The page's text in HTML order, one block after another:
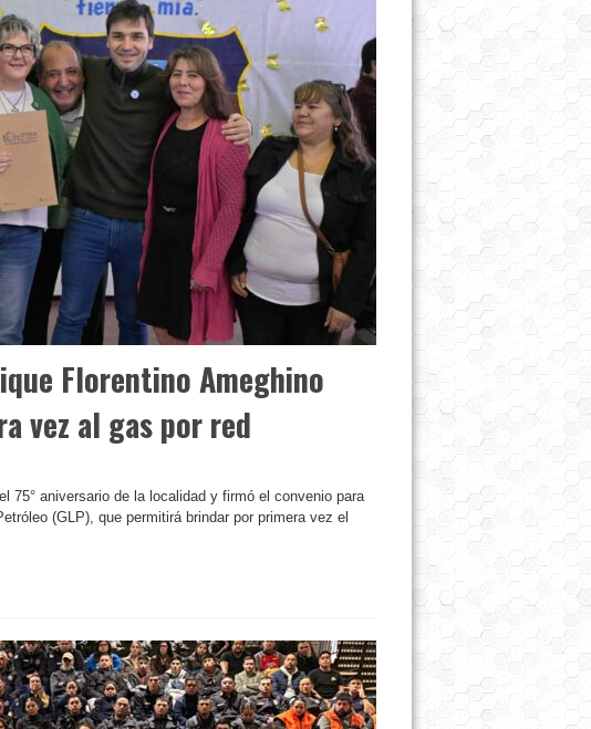
Florentino Ameghino
vez al gas por red
75° aniversario de la localidad y firmó el convenio para
(GLP), que permitirá brindar por primera vez el